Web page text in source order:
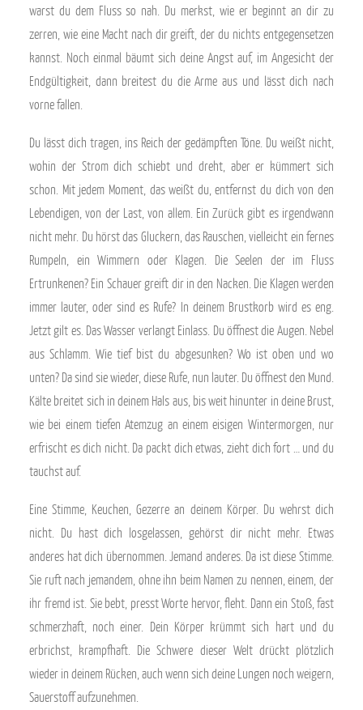
warst du dem Fluss so nah. Du merkst, wie er beginnt an dir zu
zerren, wie eine Macht nach dir greift, der du nichts entgegensetzen
kannst. Noch einmal bäumt sich deine Angst auf, im Angesicht der
Endgültigkeit, dann breitest du die Arme aus und lässt dich nach
vorne fallen.
Du lässt dich tragen, ins Reich der gedämpften Töne. Du weißt nicht,
wohin der Strom dich schiebt und dreht, aber er kümmert sich
schon. Mit jedem Moment, das weißt du, entfernst du dich von den
Lebendigen, von der Last, von allem. Ein Zurück gibt es irgendwann
nicht mehr. Du hörst das Gluckern, das Rauschen, vielleicht ein fernes
Rumpeln, ein Wimmern oder Klagen. Die Seelen der im Fluss
Ertrunkenen? Ein Schauer greift dir in den Nacken. Die Klagen werden
immer lauter, oder sind es Rufe? In deinem Brustkorb wird es eng.
Jetzt gilt es. Das Wasser verlangt Einlass. Du öffnest die Augen. Nebel
aus Schlamm. Wie tief bist du abgesunken? Wo ist oben und wo
unten? Da sind sie wieder, diese Rufe, nun lauter. Du öffnest den Mund.
Kälte breitet sich in deinem Hals aus, bis weit hinunter in deine Brust,
wie bei einem tiefen Atemzug an einem eisigen Wintermorgen, nur
erfrischt es dich nicht. Da packt dich etwas, zieht dich fort … und du
tauchst auf.
Eine Stimme, Keuchen, Gezerre an deinem Körper. Du wehrst dich
nicht. Du hast dich losgelassen, gehörst dir nicht mehr. Etwas
anderes hat dich übernommen. Jemand anderes. Da ist diese Stimme.
Sie ruft nach jemandem, ohne ihn beim Namen zu nennen, einem, der
ihr fremd ist. Sie bebt, presst Worte hervor, fleht. Dann ein Stoß, fast
schmerzhaft, noch einer. Dein Körper krümmt sich hart und du
erbrichst, krampfhaft. Die Schwere dieser Welt drückt plötzlich
wieder in deinem Rücken, auch wenn sich deine Lungen noch weigern,
Sauerstoff aufzunehmen.